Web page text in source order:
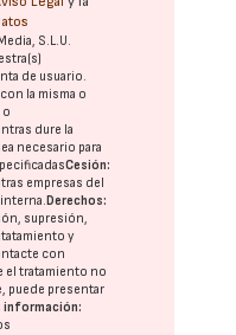
S.L.U.
de usuario.
la misma o
o
dure la
necesario para
Cesión:
empresas del
Derechos:
supresión,
y
con
el tratamiento no
puede presentar
información: